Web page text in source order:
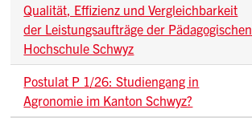
Qualität, Effizienz und Vergleichbarkeit
der Leistungsaufträge der Pädagogischen
Hochschule Schwyz
Postulat P 1/26: Studiengang in
Agronomie im Kanton Schwyz?